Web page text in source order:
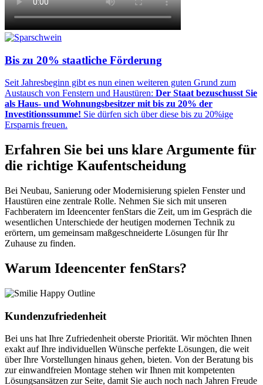
Bis zu 20% staatliche Förderung
Seit Jahresbeginn gibt es nun einen weiteren guten Grund zum
Austausch von Fenstern und Haustüren: Der Staat bezuschusst Sie
als Haus- und Wohnungsbesitzer mit bis zu 20% der
Investitionssumme! Sie dürfen sich über diese bis zu 20%ige
Ersparnis freuen.
Erfahren Sie bei uns klare Argumente für
die richtige Kaufentscheidung
Bei Neubau, Sanierung oder Modernisierung spielen Fenster und
Haustüren eine zentrale Rolle. Nehmen Sie sich mit unseren
Fachberatern im Ideencenter fenStars die Zeit, um im Gespräch die
wesentlichen Unterschiede der heutigen modernen Technik zu
erörtern, um gemeinsam maßgeschneiderte Lösungen für Ihr
Zuhause zu finden.
Warum Ideencenter fenStars?
Kundenzufriedenheit
Bei uns hat Ihre Zufriedenheit oberste Priorität. Wir möchten Ihnen
exakt auf Ihre individuellen Wünsche perfekte Lösungen, die weit
über Ihre Vorstellungen hinaus gehen, bieten. Von der Beratung bis
zur einwandfreien Montage stehen wir Ihnen mit kompetenten
Lösungsansätzen zur Seite, damit Sie auch noch nach Jahren Freude